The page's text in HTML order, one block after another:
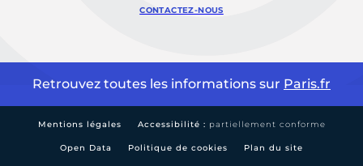
CONTACTEZ-NOUS
Retrouvez toutes les informations sur Paris.fr
Mentions légales Accessibilité : partiellement conforme
Open Data Politique de cookies Plan du site